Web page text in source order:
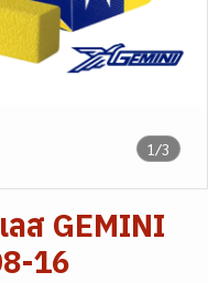
1/3
ส GEMINI
16